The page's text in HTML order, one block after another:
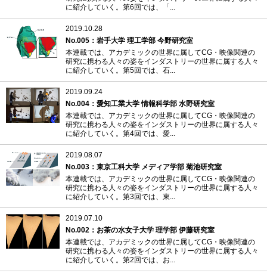
に紹介していく。第6回では、「...
2019.10.28
No.005：岩手大学 理工学部 今野研究室
本連載では、アカデミックの世界に属してCG・映像関連の
研究に携わる人々の姿をインダストリーの世界に属する人々
に紹介していく。第5回では、石...
2019.09.24
No.004：愛知工業大学 情報科学部 水野研究室
本連載では、アカデミックの世界に属してCG・映像関連の
研究に携わる人々の姿をインダストリーの世界に属する人々
に紹介していく。第4回では、愛...
2019.08.07
No.003：東京工科大学 メディア学部 菊池研究室
本連載では、アカデミックの世界に属してCG・映像関連の
研究に携わる人々の姿をインダストリーの世界に属する人々
に紹介していく。第3回では、東...
2019.07.10
No.002：お茶の水女子大学 理学部 伊藤研究室
本連載では、アカデミックの世界に属してCG・映像関連の
研究に携わる人々の姿をインダストリーの世界に属する人々
に紹介していく。第2回では、お...